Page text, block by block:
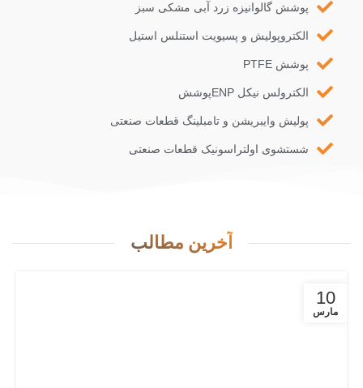
پوشش گالوانیزه زرد آبی مشکی سبز
الکتروپولیش و پسیویت استنلس استیل
پوشش PTFE
الکترولس نیکل ENPپوشش
پولیش وایبریشن و تامبلینگ قطعات صنعتی
شستشوی اولتراسونیک قطعات صنعتی
آخرین مطالب
10
مارس